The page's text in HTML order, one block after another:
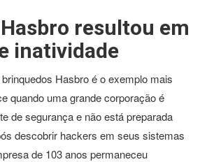
resultou em
inatividade
Hasbro é o exemplo mais
quando uma grande corporação é
de segurança e não está preparada
descobrir hackers em seus sistemas
de 103 anos permaneceu